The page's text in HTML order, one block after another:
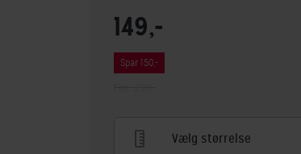
149,-
Spar 150,-
Vælg størrelse